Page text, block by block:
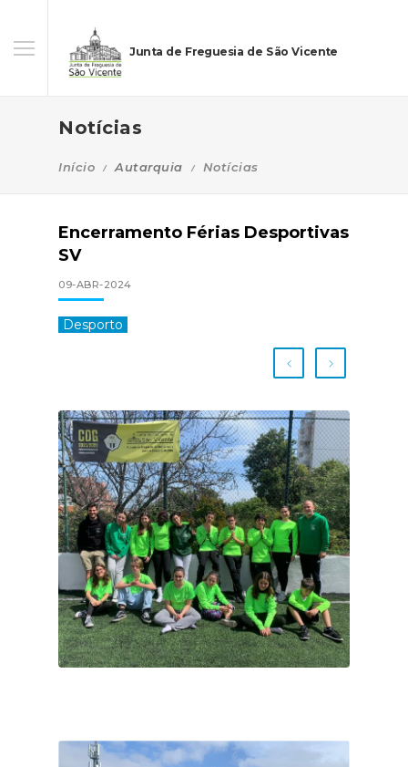
Junta de Freguesia de São Vicente
Notícias
Início Autarquia Notícias
Encerramento Férias Desportivas
SV
09-ABR-2024
Desporto